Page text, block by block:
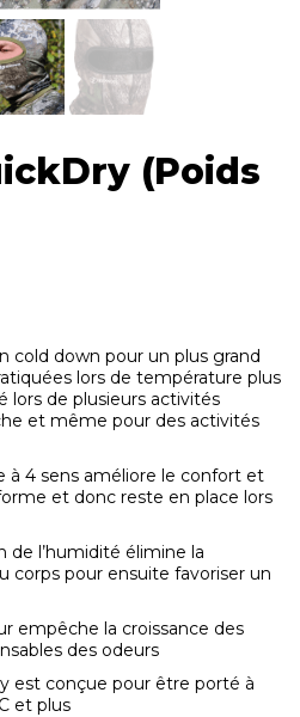
(Poids
cold down pour un plus grand
lors de température plus
lors de plusieurs activités
et même pour des activités
à 4 sens améliore le confort et
et donc reste en place lors
de l’humidité élimine la
corps pour ensuite favoriser un
empêche la croissance des
des odeurs
est conçue pour être porté à
et plus